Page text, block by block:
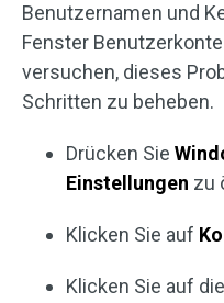
Benutzernamen und
Fenster
versuchen, dieses
Schritten zu beheben.
Drücken Sie
Einstellungen zu
Klicken Sie auf
Klicken Sie auf die